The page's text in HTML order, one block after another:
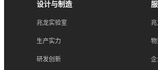
设计与制造
兆龙实验室
生产实力
研发创新 企